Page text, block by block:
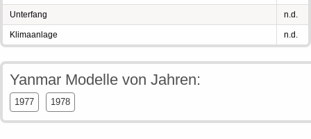
Unterfang n.d.
Klimaanlage n.d.
Yanmar Modelle von Jahren:
1977 1978